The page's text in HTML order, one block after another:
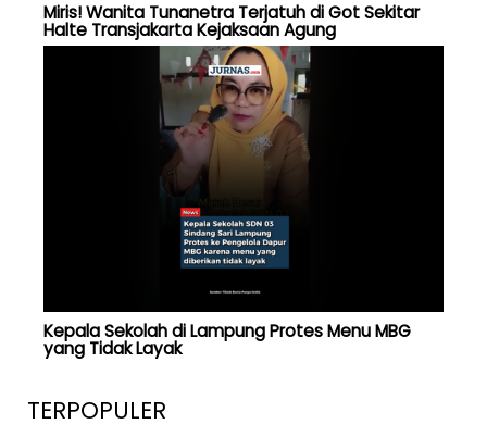
Miris! Wanita Tunanetra Terjatuh di Got Sekitar
Halte Transjakarta Kejaksaan Agung
Kepala Sekolah di Lampung Protes Menu MBG
yang Tidak Layak
TERPOPULER